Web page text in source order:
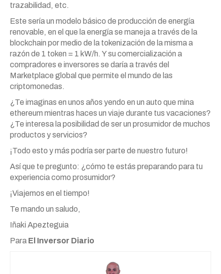
trazabilidad, etc.
Este sería un modelo básico de producción de energía
renovable, en el que la energía se maneja a través de la
blockchain por medio de la tokenización de la misma a
razón de 1 token = 1 kW/h. Y su comercialización a
compradores e inversores se daría a través del
Marketplace global que permite el mundo de las
criptomonedas.
¿Te imaginas en unos años yendo en un auto que mina
ethereum mientras haces un viaje durante tus vacaciones?
¿Te interesa la posibilidad de ser un prosumidor de muchos
productos y servicios?
¡Todo esto y más podría ser parte de nuestro futuro!
Así que te pregunto: ¿cómo te estás preparando para tu
experiencia como prosumidor?
¡Viajemos en el tiempo!
Te mando un saludo,
Iñaki Apezteguia
Para El Inversor Diario